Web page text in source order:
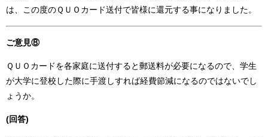
は、この度のＱＵＯカード送付で皆様に還元する事になりました。
ご意見⑧
ＱＵＯカードを各家庭に送付すると郵送料が必要になるので、学生
が大学に登校した際に手渡しすれば経費節減になるのではないでし
ょうか。
(回答)